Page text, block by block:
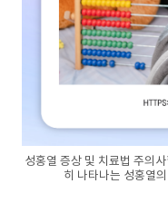
성홍열 증상 및 치료법 주의
히 나타나는 성홍열